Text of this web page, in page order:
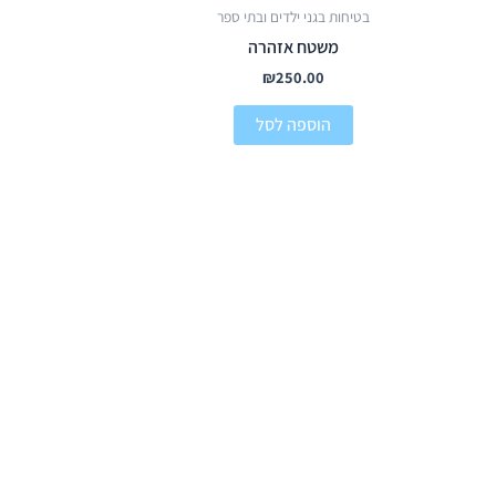
בטיחות בגני ילדים ובתי ספר
משטח אזהרה
₪250.00
הוספה לסל